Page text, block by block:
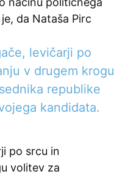
da Nataša Pirc
levičarji po
v drugem krogu
republike
kandidata.
po srcu in
volitev za